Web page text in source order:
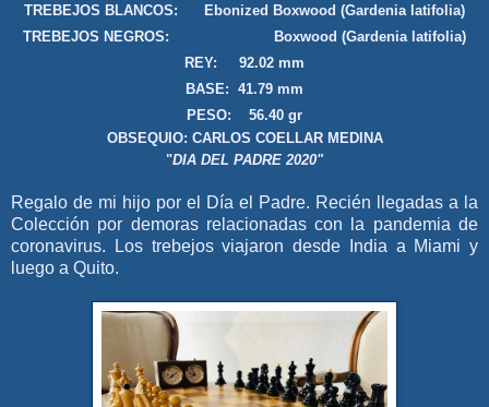
TREBEJOS BLANCOS:
Ebonized Boxwood (Gardenia latifolia)
TREBEJOS NEGROS: Boxwood (Gardenia latifolia)
REY: 92.02 mm
BASE: 41.79 mm
PESO: 56.40 gr
OBSEQUIO: CARLOS COELLAR MEDINA
"DIA DEL PADRE 2020"
Regalo de mi hijo por el Día el Padre. Recién llegadas a la
Colección por demoras relacionadas con la pandemia de
coronavirus. Los trebejos viajaron desde India a Miami y
luego a Quito.